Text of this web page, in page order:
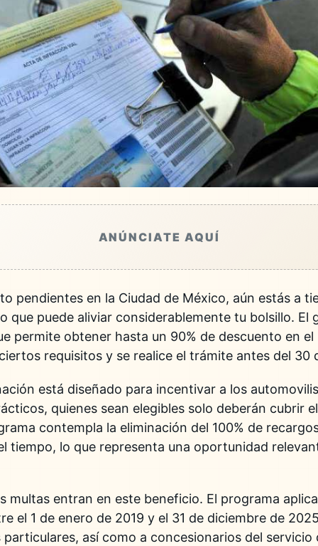
ANÚNCIATE AQUÍ
pendientes en la Ciudad de México, aún estás a
que puede aliviar considerablemente tu bolsillo. El
permite obtener hasta un 90% de descuento en
requisitos y se realice el trámite antes del 30
está diseñado para incentivar a los
quienes sean elegibles solo deberán cubrir
contempla la eliminación del 100% de
tiempo, lo que representa una oportunidad
multas entran en este beneficio. El programa
el 1 de enero de 2019 y el 31 de diciembre de
así como a concesionarios del